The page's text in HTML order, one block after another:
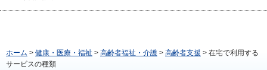
ホーム > 健康・医療・福祉 > 高齢者福祉・介護 > 高齢者支援 > 在宅で利用する
サービスの種類